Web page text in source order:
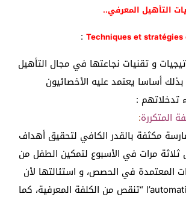
التأهيل المعرفي..
Techniques et
:
و تقنيات نجاعتها في مجال التأهيل
أساسا يعتمد عليه الأخصائيون
تدخلاتهم :
المتكررة:
مكثفة بالقدر الكافي لتحقيق أهداف
ثلاثة مرات في الأسبوع لتمكين الطفل من
المعتمدة في الحصص، و استئالتها لأن
الاستئالة “l’automatisation “تنقص من الكلفة المعرفية، كما